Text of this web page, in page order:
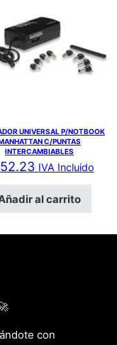
UNIVERSAL P/NOTBOOK
C/PUNTAS
INTERCAMBIABLES
IVA Incluido
al carrito
con